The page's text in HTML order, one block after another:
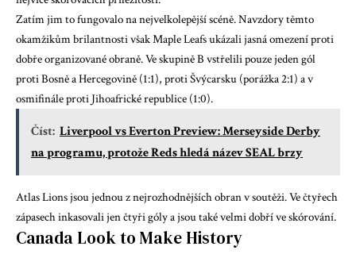
Zatím jim to fungovalo na nejvelkolepější scéně. Navzdory těmto
okamžikům brilantnosti však Maple Leafs ukázali jasná omezení proti
dobře organizované obraně. Ve skupině B vstřelili pouze jeden gól
proti Bosně a Hercegovině (1:1), proti Švýcarsku (porážka 2:1) a v
osmifinále proti Jihoafrické republice (1:0).
Číst: Liverpool vs Everton Preview: Merseyside Derby
na programu, protože Reds hledá název SEAL brzy
Atlas Lions jsou jednou z nejrozhodnějších obran v soutěži. Ve čtyřech
zápasech inkasovali jen čtyři góly a jsou také velmi dobří ve skórování.
Canada Look to Make History